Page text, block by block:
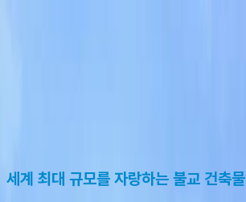
세계 최대 규모를 자랑하는 불교 건축물